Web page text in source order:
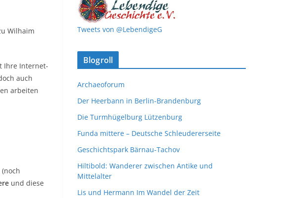
Wilhaim
Ihre Internet-
auch
arbeiten
und diese
Tweets von @LebendigeG
Blogroll
Archaeoforum
Der Heerbann in Berlin-Brandenburg
Die Turmhügelburg Lützenburg
Funda mittere – Deutsche Schleudererseite
Geschichtspark Bärnau-Tachov
Hiltibold: Wanderer zwischen Antike und
Mittelalter
Lis und Hermann Im Wandel der Zeit